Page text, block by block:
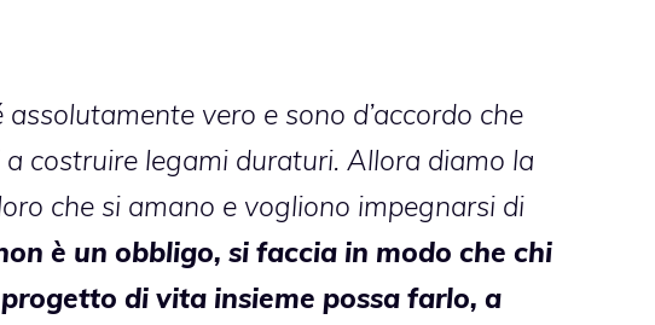
vero e sono d’accordo che
costruire legami duraturi. Allora diamo la
che si amano e vogliono impegnarsi di
è un obbligo, si faccia in modo che chi
di vita insieme possa farlo, a